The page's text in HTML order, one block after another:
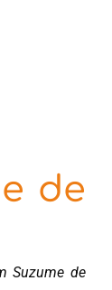
de
Suzume de